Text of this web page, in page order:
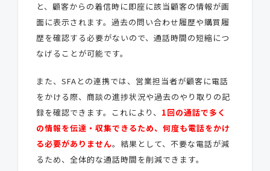
と、顧客からの着信時に即座に該当顧客の情報が画
面に表示されます。過去の問い合わせ履歴や購買履
歴を確認する必要がないので、通話時間の短縮につ
なげることが可能です。
また、SFAとの連携では、営業担当者が顧客に電話
をかける際、商談の進捗状況や過去のやり取りの記
録を確認できます。これにより、 1回の通話で多く
の情報を伝達・収集できるため、何度も電話をかけ
る必要がありません。結果として、不要な電話が減
るため、全体的な通話時間を削減できます。